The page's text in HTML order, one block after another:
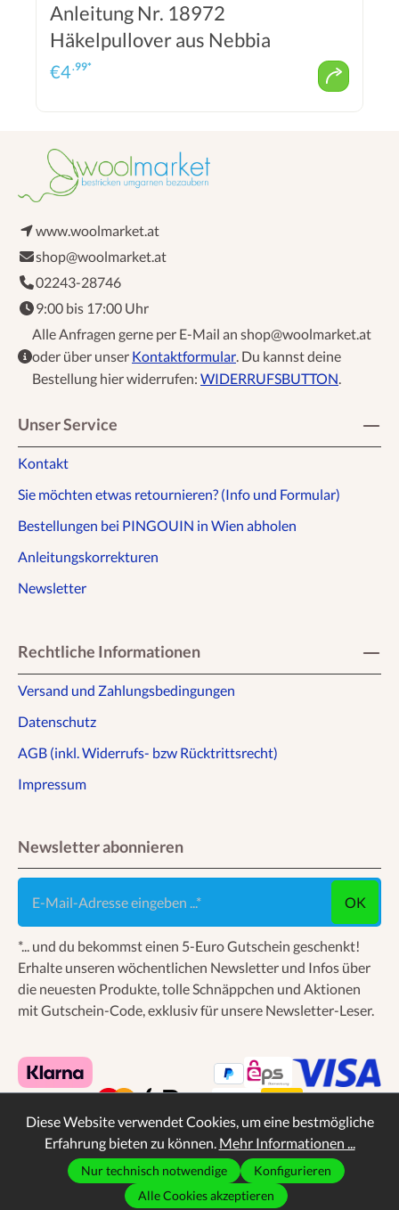
Anleitung Nr. 18972
Häkelpullover aus Nebbia
€4.99*
www.woolmarket.at
shop@woolmarket.at
02243-28746
9:00 bis 17:00 Uhr
Alle Anfragen gerne per E-Mail an shop@woolmarket.at
oder über unser Kontaktformular. Du kannst deine
Bestellung hier widerrufen: WIDERRUFSBUTTON.
Unser Service
Kontakt
Sie möchten etwas retournieren? (Info und Formular)
Bestellungen bei PINGOUIN in Wien abholen
Anleitungskorrekturen
Newsletter
Rechtliche Informationen
Versand und Zahlungsbedingungen
Datenschutz
AGB (inkl. Widerrufs- bzw Rücktrittsrecht)
Impressum
Newsletter abonnieren
OK
*... und du bekommst einen 5-Euro Gutschein geschenkt!
Erhalte unseren wöchentlichen Newsletter und Infos über
die neuesten Produkte, tolle Schnäppchen und Aktionen
mit Gutschein-Code, exklusiv für unsere Newsletter-Leser.
* Alle Preise inkl. gesetzl. Mehrwertsteuer zzgl.
, wenn nicht anders angegeben.
Diese Website verwendet Cookies, um eine bestmögliche
Erfahrung bieten zu können. Mehr Informationen ...
Nur technisch notwendige
Konfigurieren
Alle Cookies akzeptieren